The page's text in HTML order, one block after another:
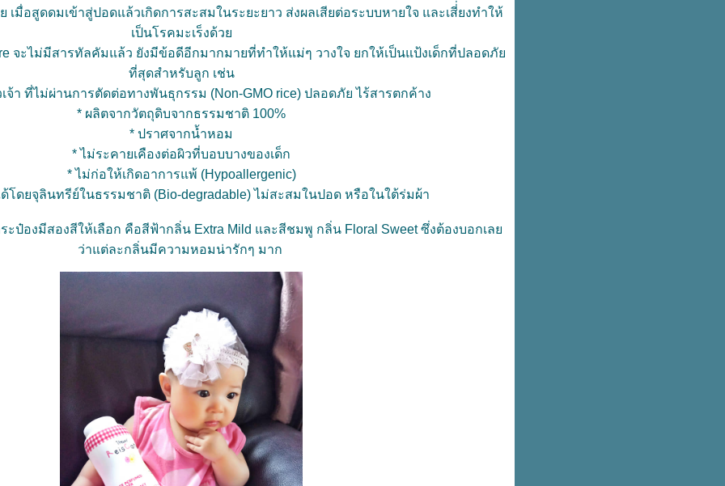
เมื่อสูดดมเข้าสู่ปอดแล้วเกิดการสะสมในระยะยาว ส่งผลเสียต่อระบบหายใจ และเสี่่ยงทำให้
เป็นโรคมะเร็งด้ว
จะไม่มีสารทัลคัมแล้ว ยังมีข้อดีอีกมากมายที่ทำให้แม่ๆ วางใจ ยกให้เป็นแป้งเด็กที่ปลอดภั
ที่สุดสำหรับลูก เช่น
จ้า ที่ไม่ผ่านการตัดต่อทางพันธุกรรม (Non-GMO rice) ปลอดภัย ไร้สารตกค้าง
* ผลิตจากวัตถุดิบจากธรรมชาติ 100%
* ปราศจากน้ำหอม
* ไม่ระคายเคืองต่อผิวที่บอบบางของเด็ก
* ไม่ก่อให้เกิดอาการแพ้ (Hypoallergenic)
โดยจุลินทรีย์ในธรรมชาติ (Bio-degradable) ไม่สะสมในปอด หรือในใต้ร่มผ้า
ะป๋องมีสองสีให้เลือก คือสีฟ้ากลิ่น Extra Mild และสีชมพู กลิ่น Floral Sweet ซึ่งต้องบอกเล
ว่าแต่ละกลิ่นมีความหอมน่ารักๆ มาก